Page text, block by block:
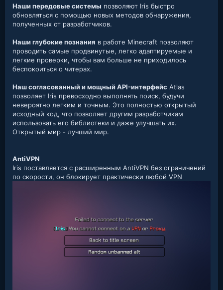
Наши передовые системы позволяют Iris быстро
обновляться с помощью новых методов обнаружения,
полученных от разработчиков.
Наши глубокие познания в работе Minecraft позволяют
проводить самые продвинутые, легко адаптируемые и
легкие проверки, чтобы вам больше не приходилось
беспокоиться о читерах.
Наш согласованный и мощный API-интерфейс Atlas
позволяет Iris превосходно выполнять поиск, будучи
невероятно легким и точным. Это полностью открытый
исходный код, что позволяет другим разработчикам
использовать его библиотеки и даже улучшать их.
Открытый мир - лучший мир.
AntiVPN
Iris поставляется с расширенным AntiVPN без ограничений
по скорости, он блокирует практически любой VPN